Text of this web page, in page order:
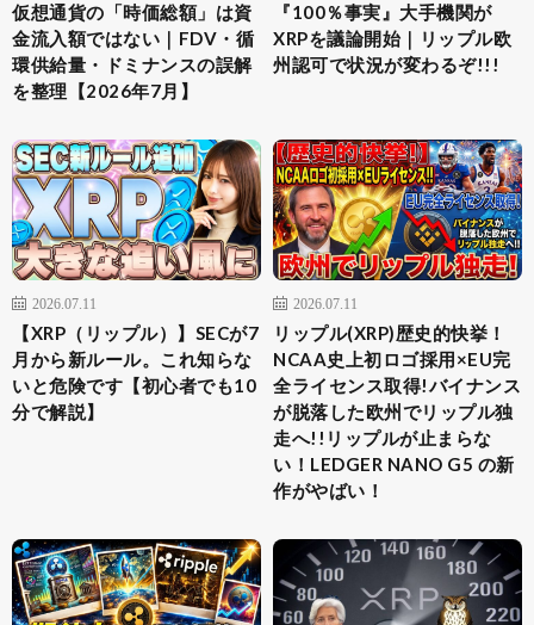
仮想通貨の「時価総額」は資
金流入額ではない｜FDV・循
環供給量・ドミナンスの誤解
を整理【2026年7月】
『100％事実』大手機関が
XRPを議論開始｜リップル欧
州認可で状況が変わるぞ!!!
2026.07.11
【XRP（リップル）】SECが7
月から新ルール。これ知らな
いと危険です【初心者でも10
分で解説】
2026.07.11
リップル(XRP)歴史的快挙！
NCAA史上初ロゴ採用×EU完
全ライセンス取得!バイナンス
が脱落した欧州でリップル独
走へ!!リップルが止まらな
い！LEDGER NANO G5 の新
作がやばい！